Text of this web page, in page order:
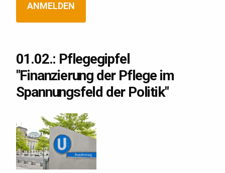
ANMELDEN
01.02.: Pflegegipfel
"Finanzierung der Pflege im
Spannungsfeld der Politik"